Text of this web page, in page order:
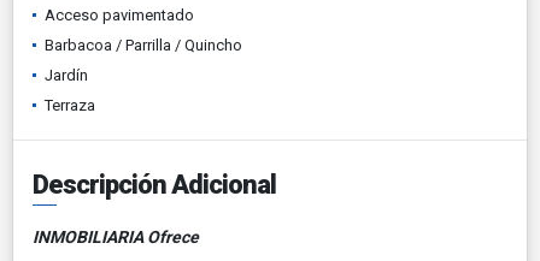
Acceso pavimentado
Barbacoa / Parrilla / Quincho
Jardín
Terraza
Descripción Adicional
INMOBILIARIA Ofrece